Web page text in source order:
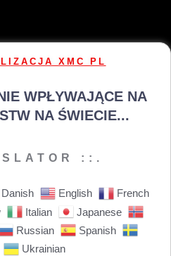
XMC PL
WPŁYWAJĄCE NA
NA ŚWIECIE...
::.
Danish English
French
Italian
Japanese
Russian
Spanish
Ukrainian